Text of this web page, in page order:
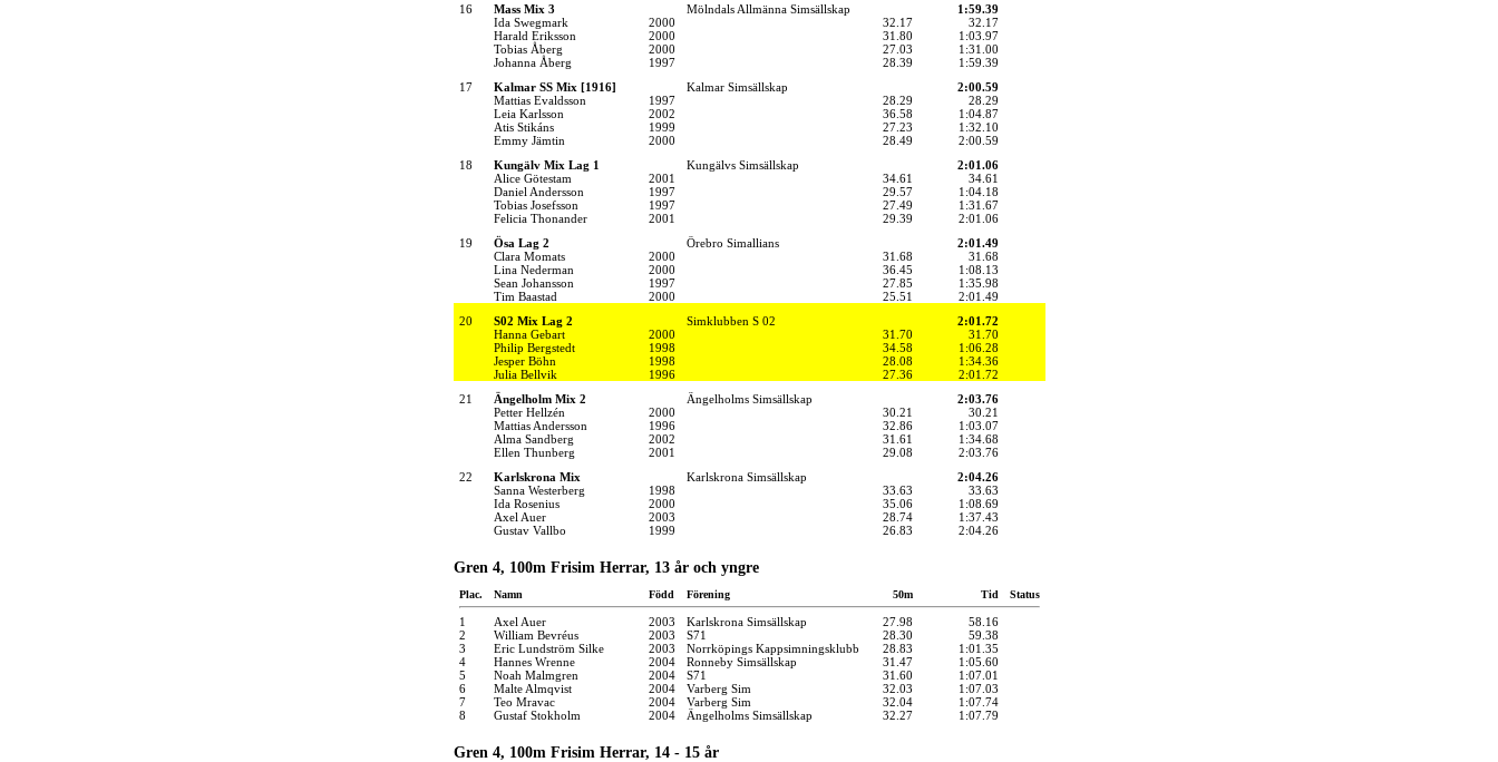
16
Mass Mix 3 Mölndals Allmänna Simsällskap
1:59.39
Ida Swegmark
2000 32.17
32.17
Harald Eriksson
2000 31.80
1:03.97
Tobias Åberg
2000 27.03
1:31.00
Johanna Åberg
1997 28.39
1:59.39
17
Kalmar SS Mix [1916] Kalmar Simsällskap
2:00.59
Mattias Evaldsson
1997 28.29
28.29
Leia Karlsson
2002 36.58
1:04.87
Atis Stikáns
1999 27.23
1:32.10
Emmy Jämtin
2000 28.49
2:00.59
18
Kungälv Mix Lag 1 Kungälvs Simsällskap
2:01.06
Alice Götestam
2001 34.61
34.61
Daniel Andersson
1997 29.57
1:04.18
Tobias Josefsson
1997 27.49
1:31.67
Felicia Thonander
2001 29.39
2:01.06
19
Ösa Lag 2 Örebro Simallians
2:01.49
Clara Momats
2000 31.68
31.68
Lina Nederman
2000 36.45
1:08.13
Sean Johansson
1997 27.85
1:35.98
Tim Baastad
2000 25.51
2:01.49
20
S02 Mix Lag 2 Simklubben S 02
2:01.72
Hanna Gebart
2000 31.70
31.70
Philip Bergstedt
1998 34.58
1:06.28
Jesper Böhn
1998 28.08
1:34.36
Julia Bellvik
1996 27.36
2:01.72
21
Ängelholm Mix 2 Ängelholms Simsällskap
2:03.76
Petter Hellzén
2000 30.21
30.21
Mattias Andersson
1996 32.86
1:03.07
Alma Sandberg
2002 31.61
1:34.68
Ellen Thunberg
2001 29.08
2:03.76
22
Karlskrona Mix Karlskrona Simsällskap
2:04.26
Sanna Westerberg
1998 33.63
33.63
Ida Rosenius
2000 35.06
1:08.69
Axel Auer
2003 28.74
1:37.43
Gustav Vallbo
1999 26.83 2:04.26
Gren 4, 100m Frisim Herrar, 13 år och yngre
Plac. Namn Född Förening 50m Tid Status
1 Axel Auer 2003 Karlskrona Simsällskap 27.98
58.16
2
William Bevréus 2003 S71 28.30
59.38
3
Eric Lundström Silke 2003 Norrköpings Kappsimningsklubb 28.83
1:01.35
4
Hannes Wrenne 2004 Ronneby Simsällskap 31.47
1:05.60
5
Noah Malmgren 2004 S71 31.60
1:07.01
6
Malte Almqvist 2004 Varberg Sim 32.03
1:07.03
7
Teo Mravac 2004 Varberg Sim 32.04
1:07.74
8
Gustaf Stokholm 2004 Ängelholms Simsällskap 32.27 1:07.79
Gren 4, 100m Frisim Herrar, 14 - 15 år